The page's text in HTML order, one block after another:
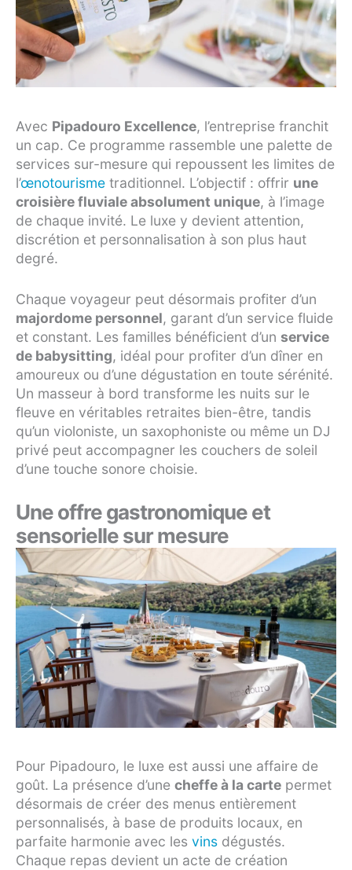
Avec Pipadouro Excellence, l’entreprise franchit
un cap. Ce programme rassemble une palette de
services sur-mesure qui repoussent les limites de
l’œnotourisme traditionnel. L’objectif : offrir une
croisière fluviale absolument unique, à l’image
de chaque invité. Le luxe y devient attention,
discrétion et personnalisation à son plus haut
degré.
Chaque voyageur peut désormais profiter d’un
majordome personnel, garant d’un service fluide
et constant. Les familles bénéficient d’un service
de babysitting, idéal pour profiter d’un dîner en
amoureux ou d’une dégustation en toute sérénité.
Un masseur à bord transforme les nuits sur le
fleuve en véritables retraites bien-être, tandis
qu’un violoniste, un saxophoniste ou même un DJ
privé peut accompagner les couchers de soleil
d’une touche sonore choisie.
Une offre gastronomique et
sensorielle sur mesure
Pour Pipadouro, le luxe est aussi une affaire de
goût. La présence d’une cheffe à la carte permet
désormais de créer des menus entièrement
personnalisés, à base de produits locaux, en
parfaite harmonie avec les vins dégustés.
Chaque repas devient un acte de création